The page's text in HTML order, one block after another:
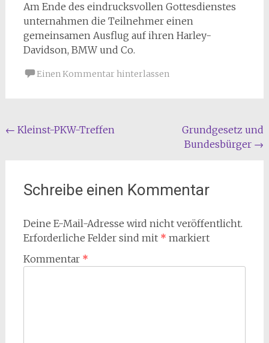
Am Ende des eindrucksvollen Gottesdienstes
unternahmen die Teilnehmer einen
gemeinsamen Ausflug auf ihren Harley-
Davidson, BMW und Co.
Einen Kommentar hinterlassen
Beitragsnavigation
← Kleinst-PKW-Treffen
Grundgesetz und
Bundesbürger →
Schreibe einen Kommentar
Deine E-Mail-Adresse wird nicht veröffentlicht.
Erforderliche Felder sind mit * markiert
Kommentar *